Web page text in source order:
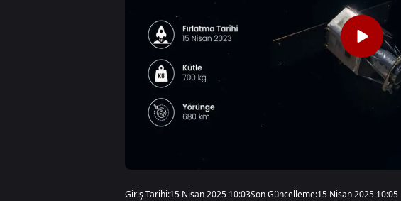
Giriş Tarihi:15 Nisan 2025 10:03Son Güncelleme:15 Nisan 2025 10:05